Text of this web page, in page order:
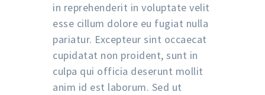
in reprehenderit in voluptate velit
esse cillum dolore eu fugiat nulla
pariatur. Excepteur sint occaecat
cupidatat non proident, sunt in
culpa qui officia deserunt mollit
anim id est laborum. Sed ut